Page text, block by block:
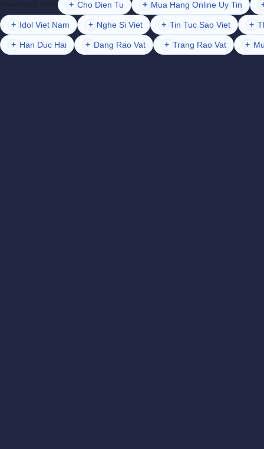
Khám phá thêm + Cho Dien Tu + Mua Hang Online Uy Tin
+ Idol Viet Nam + Nghe Si Viet + Tin Tuc Sao Viet +
+ Han Duc Hai + Dang Rao Vat + Trang Rao Vat +